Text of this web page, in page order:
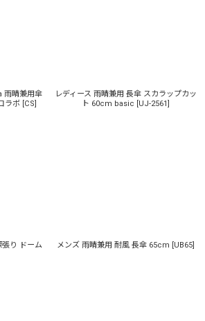
雨晴兼用傘
ラボ [CS]
レディース 雨晴兼用 長傘 スカラップカッ
ト 60cm basic [UJ-2561]
張り ドーム
メンズ 雨晴兼用 耐風 長傘 65cm [UB65]